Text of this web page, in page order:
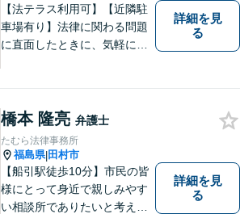
【法テラス利用可】【近隣駐
車場有り】法律に関わる問題
に直面したときに、気軽に相
なるようなことがありました
ら、お気軽にご相談くださ
い。
詳細を見
る
橋本 隆亮 弁護士
たむら法律事務所
福島県|田村市
【船引駅徒歩10分】市民の皆
様にとって身近で親しみやす
い相談所でありたいと考えて
詳細を見
る